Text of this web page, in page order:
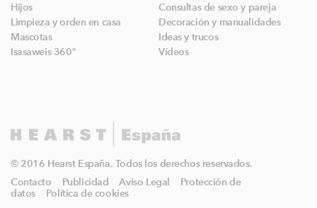
Hijos
Consultas de sexo y pareja
Limpieza y orden en casa
Decoración y manualidades
Mascotas
Ideas y trucos
Isasaweis 360º
Vídeos
© 2016 Hearst España. Todos los derechos reservados.
Contacto
Publicidad Aviso Legal
Protección de
datos
Política de cookies